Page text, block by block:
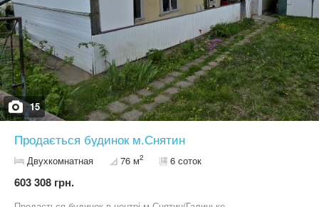
15
Продається будинок м.Снятин
Двухкомнатная 76 м2 6 соток
603 308 грн.